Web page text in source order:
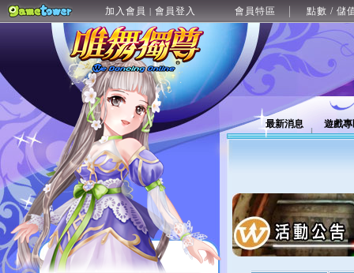
加入會員 | 會員登入 會員特區 點數 / 儲
最新消息 遊戲